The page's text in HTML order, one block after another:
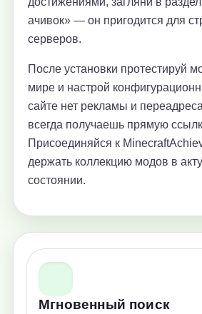
ачивок» — он пригодится для
серверов.
После установки протестируй
мире и настрой
сайте нет рекламы и
всегда получаешь прямую
Присоединяйся к
держать коллекцию модов в
состоянии.
Мгновенный поиск